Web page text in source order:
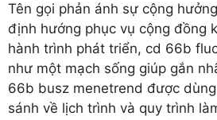
Tên gọi phản ánh sự cộng
định hướng phục vụ cộng đồng
hành trình phát triển, cd 66b
như một mạch sống giúp gắn
66b busz menetrend được
sánh về lịch trình và quy trình